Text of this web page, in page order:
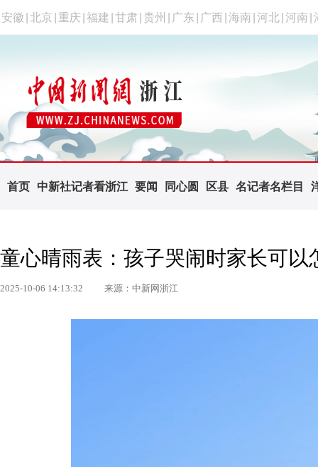
安徽 北京 重庆 福建 甘肃 贵州 广东 广西 海南 河北 河南
首页 中新社记者看浙江 要闻 同心圆 区县 名记者名栏目
童心晴雨表：孩子哭闹时家长可以
2025-10-06 14:13:32 来源：中新网浙江